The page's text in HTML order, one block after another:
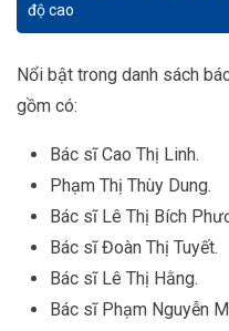
độ cao
Nổi bật trong danh sách
gồm có:
Bác sĩ Cao Thị Linh.
Phạm Thị Thùy Dung.
Bác sĩ Lê Thị Bích
Bác sĩ Đoàn Thị Tuyết.
Bác sĩ Lê Thị Hằng.
Bác sĩ Phạm Nguyễn